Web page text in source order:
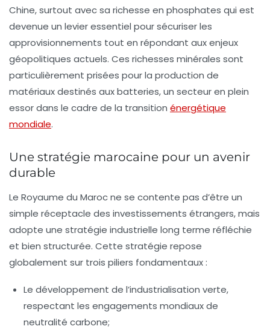
Chine, surtout avec sa richesse en phosphates qui est
devenue un levier essentiel pour sécuriser les
approvisionnements tout en répondant aux enjeux
géopolitiques actuels. Ces richesses minérales sont
particulièrement prisées pour la production de
matériaux destinés aux batteries, un secteur en plein
essor dans le cadre de la transition énergétique
mondiale.
Une stratégie marocaine pour un avenir
durable
Le Royaume du Maroc ne se contente pas d’être un
simple réceptacle des investissements étrangers, mais
adopte une stratégie industrielle long terme réfléchie
et bien structurée. Cette stratégie repose
globalement sur trois piliers fondamentaux :
Le développement de l’industrialisation verte,
respectant les engagements mondiaux de
neutralité carbone;